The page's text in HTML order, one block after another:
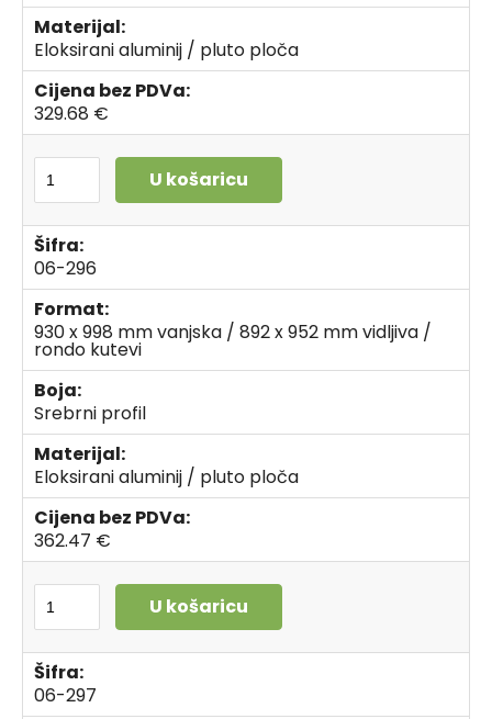
Materijal:
Eloksirani aluminij / pluto ploča
Cijena bez PDVa:
329.68 €
U košaricu
Šifra:
06-296
Format:
930 x 998 mm vanjska / 892 x 952 mm vidljiva /
rondo kutevi
Boja:
Srebrni profil
Materijal:
Eloksirani aluminij / pluto ploča
Cijena bez PDVa:
362.47 €
U košaricu
Šifra:
06-297